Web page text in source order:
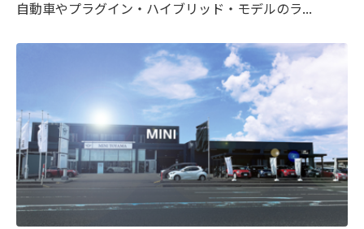
自動車やプラグイン・ハイブリッド・モデルのラ...